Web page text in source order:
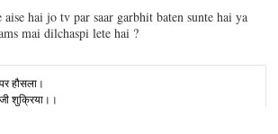
aise hai jo tv par saar garbhit baten sunte hai ya
mai dilchaspi lete hai ?
हौसला।
शुक्रिया।।